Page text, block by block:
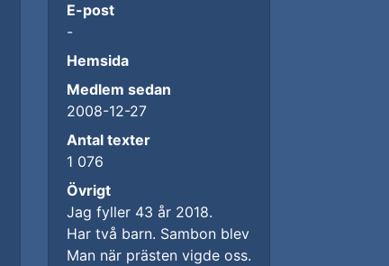
E-post
-
Hemsida
Medlem sedan
2008-12-27
Antal texter
1 076
Övrigt
Jag fyller 43 år 2018.
Har två barn. Sambon blev
Man när prästen vigde oss.